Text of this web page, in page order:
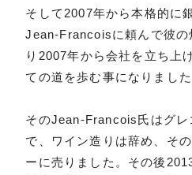
そして2007年から本格的に
Jean-Francoisに頼んで彼
り2007年から会社を立ち上
ての道を歩む事になりました
そのJean-Francois氏はグレ
で、ワイン造りは辞め、そ
ーに売りました。その後